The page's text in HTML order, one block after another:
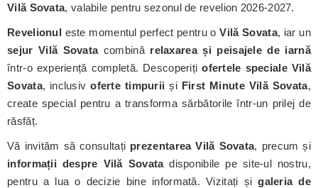
Vilă Sovata, valabile pentru sezonul de revelion 2026-2027.
Revelionul este momentul perfect pentru oVilă Sovata, iar un
sejur Vilă Sovatacombină relaxarea și peisajele de iarnă
într-o experiență completă. Descoperițiofertele speciale Vilă
Sovata, inclusivoferte timpurii și First Minute Vilă Sovata,
create special pentru a transforma sărbătorile într-un prilej de
răsfăț.
Vă invităm să consultați prezentarea Vilă Sovata, precum și
informații despre Vilă Sovatadisponibile pe site-ul nostru,
pentru a lua o decizie bine informată. Vizitați șigaleria de